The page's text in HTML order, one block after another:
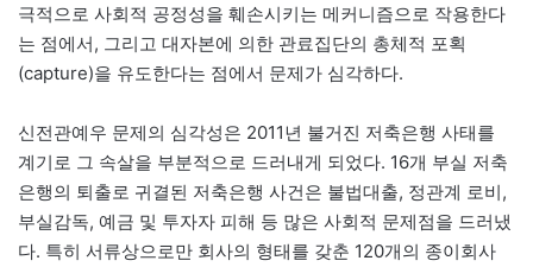
극적으로 사회적 공정성을 훼손시키는 메커니즘으로 작용한다
는 점에서, 그리고 대자본에 의한 관료집단의 총체적 포획
(capture)을 유도한다는 점에서 문제가 심각하다.
신전관예우 문제의 심각성은 2011년 불거진 저축은행 사태를
계기로 그 속살을 부분적으로 드러내게 되었다. 16개 부실 저축
은행의 퇴출로 귀결된 저축은행 사건은 불법대출, 정관계 로비,
부실감독, 예금 및 투자자 피해 등 많은 사회적 문제점을 드러냈
다. 특히 서류상으로만 회사의 형태를 갖춘 120개의 종이회사